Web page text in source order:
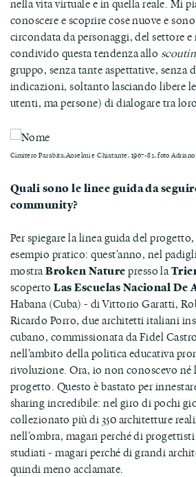
nella vita virtuale e in quella reale. Mi
conoscere e scoprire cose nuove e
circondata da personaggi, del settore
condivido questa tendenza allo
gruppo, senza tante aspettative, senza
indicazioni, soltanto lasciando libere
utenti, ma persone) di dialogare tra
Cimitero Parabita,Anselmi e Chiatante, 1967-82, foto
Quali sono le linee guida da
community?
Per spiegare la linea guida del
esempio pratico: quest'anno, nel
mostraBroken Naturepresso la
scopertoLas Escuelas Nacional De
Habana (Cuba) - di Vittorio Garatti,
Ricardo Porro, due architetti italiani
cubano, commissionata da Fidel
nell'ambito della politica educativa
rivoluzione. Ora, io non conoscevo
progetto. Questo è bastato per
sharing incredibile: nel giro di pochi
collezionato più di 350 architetture
nell'ombra, magari perché di
studiati - magari perché di grandi
quindi meno acclamate.